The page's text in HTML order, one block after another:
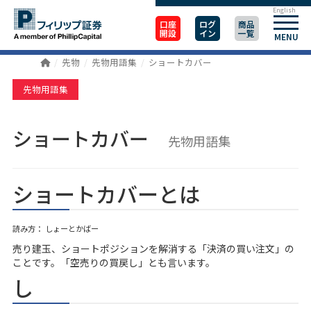
口座
開設
ログ
イン
商品
一覧 MENU
English
先物 先物用語集 ショートカバー
先物用語集
ショートカバー 先物用語集
ショートカバーとは
読み方： しょーとかばー
売り建玉、ショートポジションを解消する「決済の買い注文」の
ことです。「空売りの買戻し」とも言います。
し